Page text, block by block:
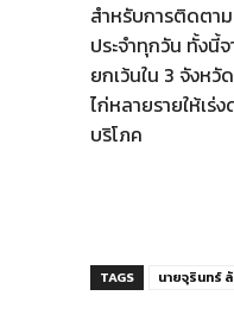
สำหรับการติดตา
ประจำทุกวัน ทั้งนี้
ยกเว้นใน 3 จังห
ไก่หลายรายให้เร่
บริโภค
TAGS นายจุรินทร์